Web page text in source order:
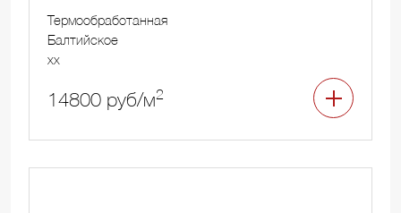
Термообработанная
Балтийское
xx
14800 руб/м2